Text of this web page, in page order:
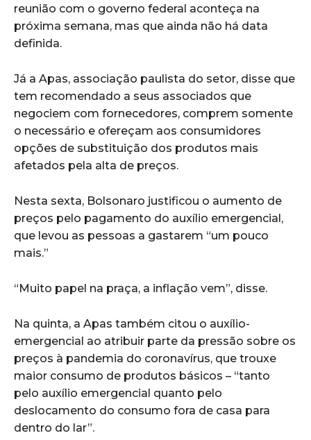
reunião com o governo federal aconteça na
próxima semana, mas que ainda não há data
definida.
Já a Apas, associação paulista do setor, disse que
tem recomendado a seus associados que
negociem com fornecedores, comprem somente
o necessário e ofereçam aos consumidores
opções de substituição dos produtos mais
afetados pela alta de preços.
Nesta sexta, Bolsonaro justificou o aumento de
preços pelo pagamento do auxílio emergencial,
que levou as pessoas a gastarem “um pouco
mais.”
“Muito papel na praça, a inflação vem”, disse.
Na quinta, a Apas também citou o auxílio-
emergencial ao atribuir parte da pressão sobre os
preços à pandemia do coronavírus, que trouxe
maior consumo de produtos básicos – “tanto
pelo auxílio emergencial quanto pelo
deslocamento do consumo fora de casa para
dentro do lar”.